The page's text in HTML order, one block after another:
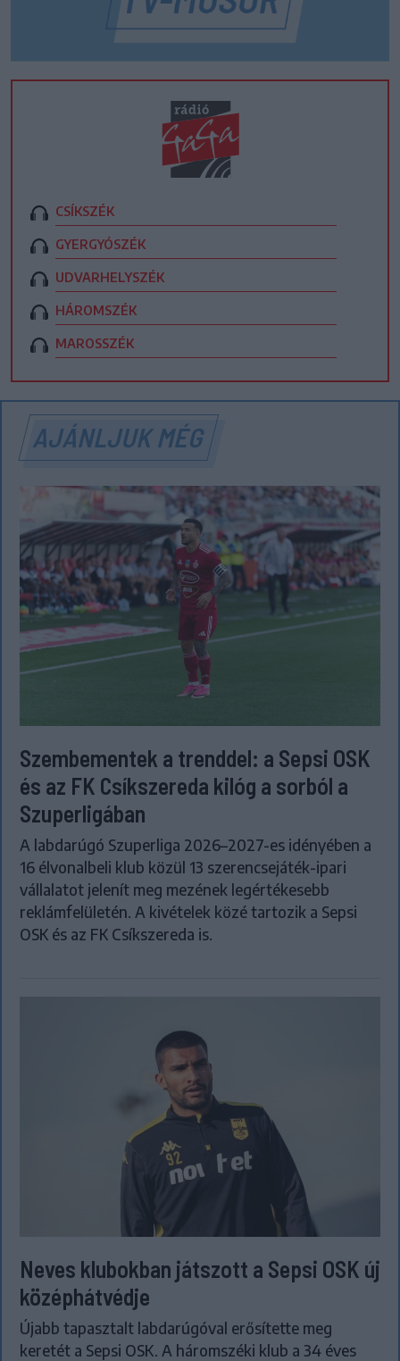
CSÍKSZÉK
GYERGYÓSZÉK
UDVARHELYSZÉK
HÁROMSZÉK
MAROSSZÉK
AJÁNLJUK MÉG
Szembementek a trenddel: a Sepsi OSK
és az FK Csíkszereda kilóg a sorból a
Szuperligában
A labdarúgó Szuperliga 2026–2027-es idényében a
16 élvonalbeli klub közül 13 szerencsejáték-ipari
vállalatot jelenít meg mezének legértékesebb
reklámfelületén. A kivételek közé tartozik a Sepsi
OSK és az FK Csíkszereda is.
Neves klubokban játszott a Sepsi OSK új
középhátvédje
Újabb tapasztalt labdarúgóval erősítette meg
keretét a Sepsi OSK. A háromszéki klub a 34 éves